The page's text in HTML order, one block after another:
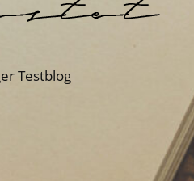
Testblog